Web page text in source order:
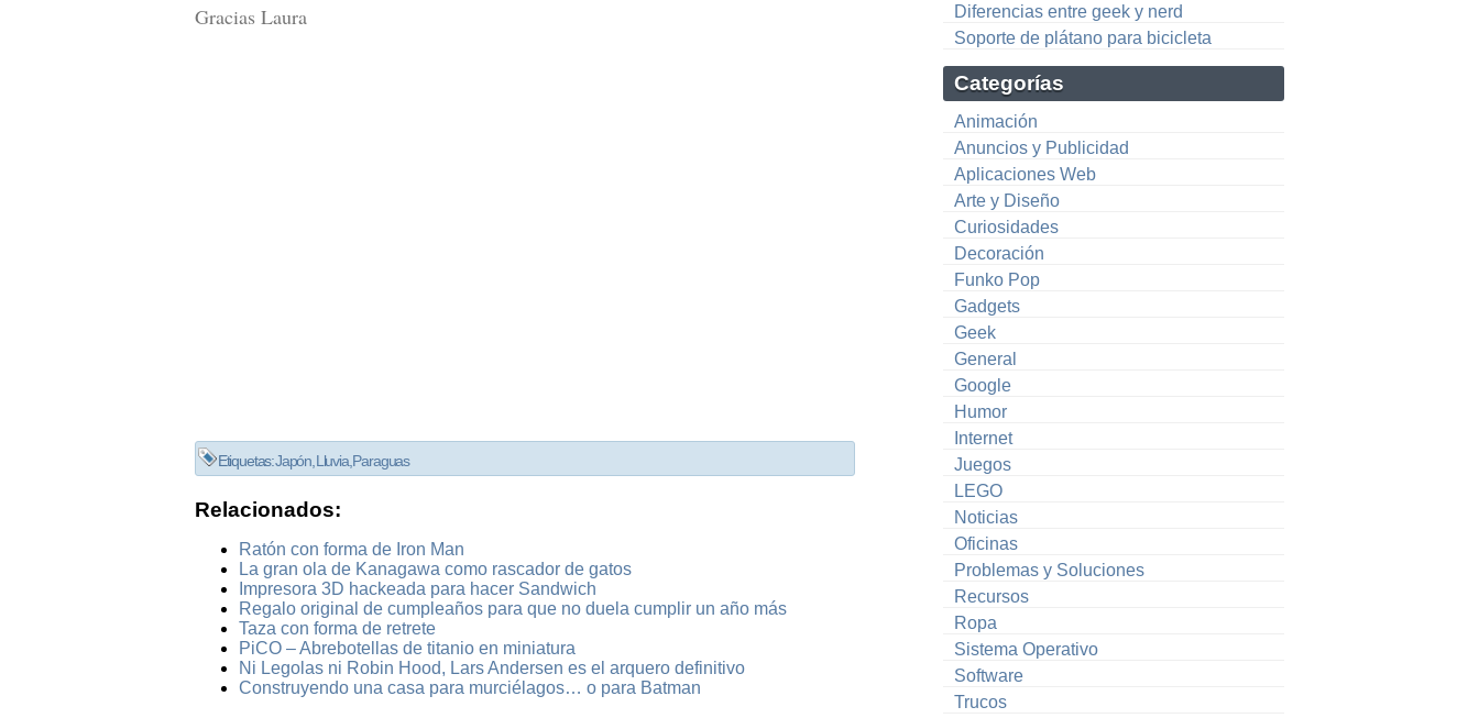
Gracias Laura
Etiquetas:Japón,Lluvia,Paraguas
Relacionados:
Ratón con forma de Iron Man
La gran ola de Kanagawa como rascador de gatos
Impresora 3D hackeada para hacer Sandwich
Regalo original de cumpleaños para que no duela cumplir un año más
Taza con forma de retrete
PiCO – Abrebotellas de titanio en miniatura
Ni Legolas ni Robin Hood, Lars Andersen es el arquero definitivo
Construyendo una casa para murciélagos… o para Batman
Diferencias entre geek y nerd
Soporte de plátano para bicicleta
Categorías
Animación
Anuncios y Publicidad
Aplicaciones Web
Arte y Diseño
Curiosidades
Decoración
Funko Pop
Gadgets
Geek
General
Google
Humor
Internet
Juegos
LEGO
Noticias
Oficinas
Problemas y Soluciones
Recursos
Ropa
Sistema Operativo
Software
Trucos